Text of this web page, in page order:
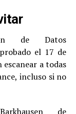
de Datos
el 17 de
a todas
incluso si no
de